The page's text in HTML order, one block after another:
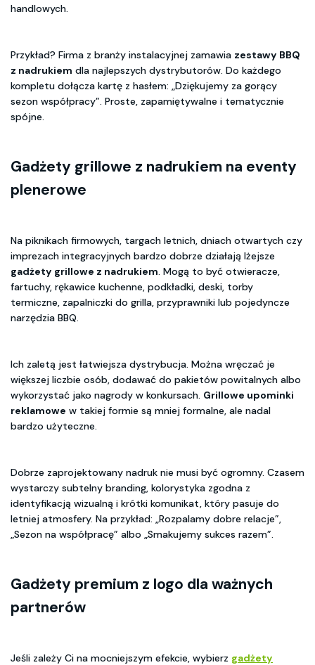
handlowych.
Przykład? Firma z branży instalacyjnej zamawia zestawy BBQ
z nadrukiem dla najlepszych dystrybutorów. Do każdego
kompletu dołącza kartę z hasłem: „Dziękujemy za gorący
sezon współpracy”. Proste, zapamiętywalne i tematycznie
spójne.
Gadżety grillowe z nadrukiem na eventy
plenerowe
Na piknikach firmowych, targach letnich, dniach otwartych czy
imprezach integracyjnych bardzo dobrze działają lżejsze
gadżety grillowe z nadrukiem. Mogą to być otwieracze,
fartuchy, rękawice kuchenne, podkładki, deski, torby
termiczne, zapalniczki do grilla, przyprawniki lub pojedyncze
narzędzia BBQ.
Ich zaletą jest łatwiejsza dystrybucja. Można wręczać je
większej liczbie osób, dodawać do pakietów powitalnych albo
wykorzystać jako nagrody w konkursach. Grillowe upominki
reklamowe w takiej formie są mniej formalne, ale nadal
bardzo użyteczne.
Dobrze zaprojektowany nadruk nie musi być ogromny. Czasem
wystarczy subtelny branding, kolorystyka zgodna z
identyfikacją wizualną i krótki komunikat, który pasuje do
letniej atmosfery. Na przykład: „Rozpalamy dobre relacje”,
„Sezon na współpracę” albo „Smakujemy sukces razem”.
Gadżety premium z logo dla ważnych
partnerów
Jeśli zależy Ci na mocniejszym efekcie, wybierz gadżety